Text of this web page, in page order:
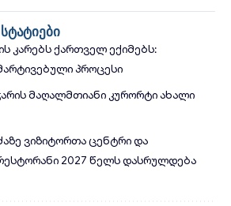
კარებს ქართველ ექიმებს:
პროცესი
მაღალმთიანი კურორტი ახალი
ვიზიტორთა ცენტრი და
2027 წელს დასრულდება